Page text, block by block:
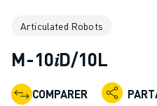
ROBOTS COLLABORATIFS
CONTRÔLEURS DE ROBOTS
ACCESSOIRES POUR ROBOTS
LOGICIEL ROBOT
Articulated Robots
M-10𝑖D/10L
COMPARER